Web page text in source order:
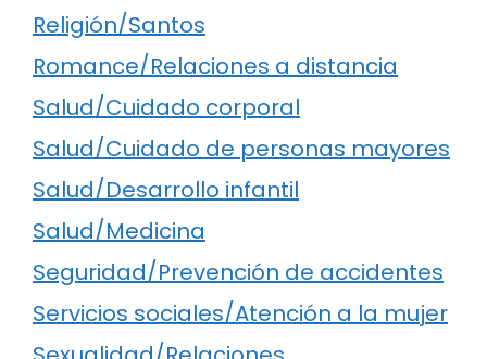
Religión/Santos
Romance/Relaciones a distancia
Salud/Cuidado corporal
Salud/Cuidado de personas mayores
Salud/Desarrollo infantil
Salud/Medicina
Seguridad/Prevención de accidentes
Servicios sociales/Atención a la mujer